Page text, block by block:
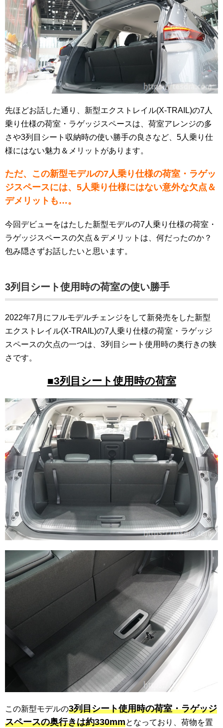
先ほどお話した通り、新型エクストレイル(X-TRAIL)の7人
乗り仕様の荷室・ラゲッジスペースは、荷室アレンジの多
さや3列目シート収納時の使い勝手の良さなど、5人乗り仕
様にはない魅力＆メリットがあります。
ただ、この新型モデルの7人乗り仕様の荷室・ラゲッ
ジスペースには、5人乗り仕様にはない意外な欠点＆
デメリットも…。
今回デビューをはたした新型モデルの7人乗り仕様の荷室・
ラゲッジスペースの欠点＆デメリットは、何だったのか？
包み隠さずお話したいと思います。
3列目シート使用時の荷室の使い勝手
2022年7月にフルモデルチェンジをして新発売をした新型
エクストレイル(X-TRAIL)の7人乗り仕様の荷室・ラゲッジ
スペースの欠点の一つは、3列目シート使用時の奥行きの狭
さです。
■3列目シート使用時の荷室
この新型モデルの3列目シート使用時の荷室・ラゲッジ
スペースの奥行きは約330mmとなっており、荷物を置